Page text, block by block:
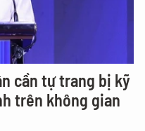
cần tự trang bị kỹ
trên không gian